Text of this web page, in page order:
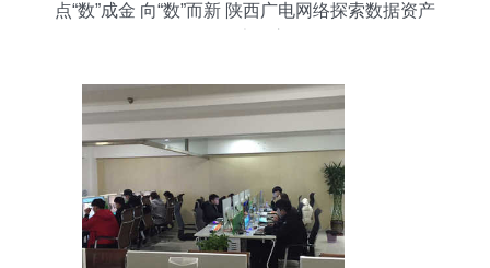
点“数”成金 向“数”而新 陕西广电网络探索数据资产